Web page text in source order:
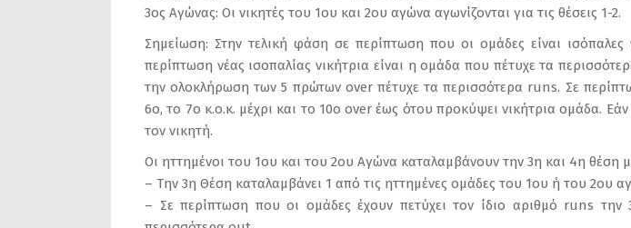
3ος Αγώνας: Οι νικητές του 1ου και 2ου αγώνα αγωνίζονται για τις θέσεις 1-2.
Σημείωση: Στην τελική φάση σε περίπτωση που οι ομάδες είναι
περίπτωση νέας ισοπαλίας νικήτρια είναι η ομάδα που πέτυχε τα
την ολοκλήρωση των 5 πρώτων over πέτυχε τα περισσότερα runs. Σε
6ο, το 7ο κ.ο.κ. μέχρι και το 10ο over έως ότου προκύψει νικήτρια ομάδα.
τον νικητή.
Οι ηττημένοι του 1ου και του 2ου Αγώνα καταλαμβάνουν την 3η και 4η θέση
– Την 3η Θέση καταλαμβάνει 1 από τις ηττημένες ομάδες του 1ου ή του
– Σε περίπτωση που οι ομάδες έχουν πετύχει τον ίδιο αριθμό runs